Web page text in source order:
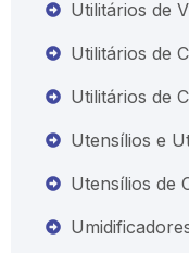
Utilitários de
Utilitários de
Utilitários de
Utensílios e
Utensílios de